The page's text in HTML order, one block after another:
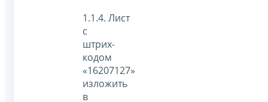
1.1.4. Лист
с
штрих-
кодом
«16207127»
изложить
в